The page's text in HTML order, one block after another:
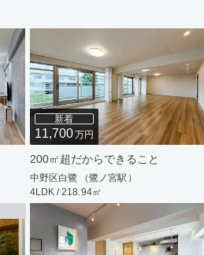
新着
11,700万円
200㎡超だからできること
中野区白鷺 （鷺ノ宮駅）
4LDK / 218.94㎡